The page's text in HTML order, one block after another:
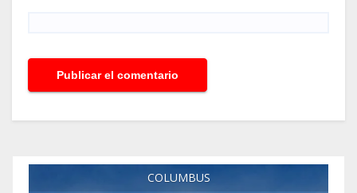
COLUMBUS